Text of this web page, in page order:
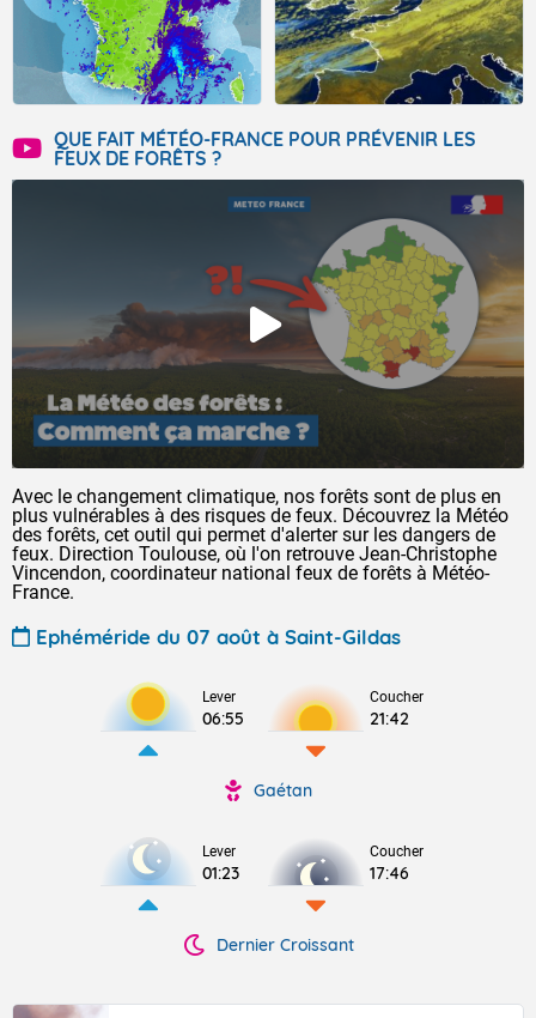
QUE FAIT MÉTÉO-FRANCE POUR PRÉVENIR LES
FEUX DE FORÊTS ?
Avec le changement climatique, nos forêts sont de plus en
plus vulnérables à des risques de feux. Découvrez la Météo
des forêts, cet outil qui permet d'alerter sur les dangers de
feux. Direction Toulouse, où l'on retrouve Jean-Christophe
Vincendon, coordinateur national feux de forêts à Météo-
France.
Ephéméride du 07 août à Saint-Gildas
Lever
06:55
Coucher
21:42
Gaétan
Lever
01:23
Coucher
17:46
Dernier Croissant